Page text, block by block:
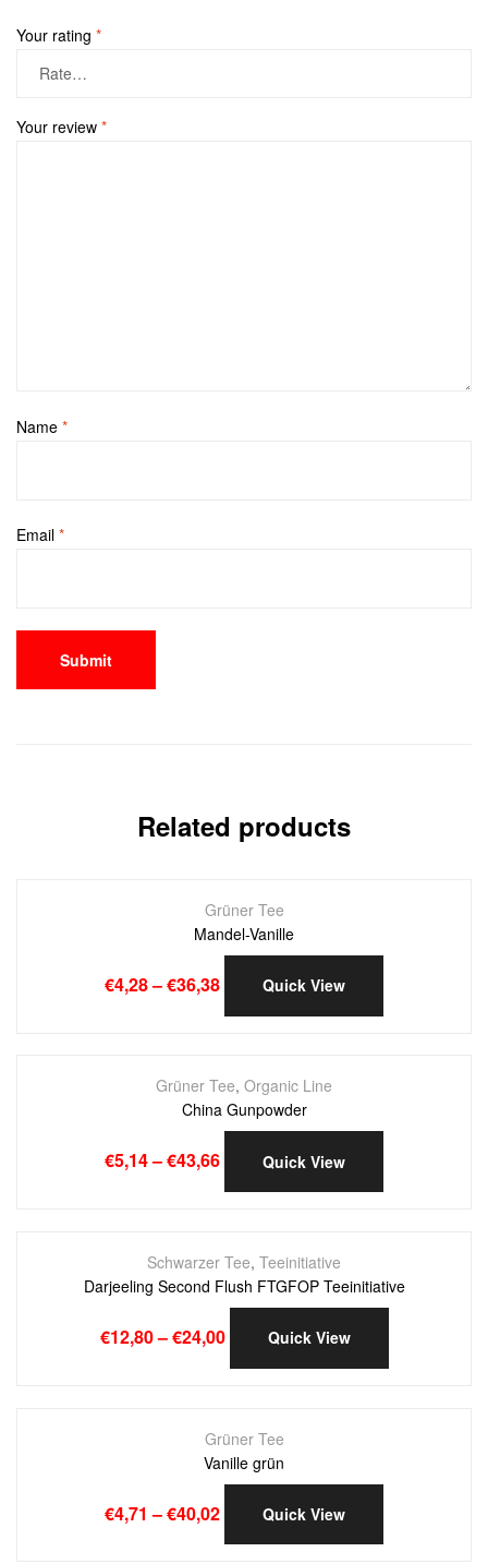
Your rating *
Your review *
Name *
Email *
Related products
Grüner Tee
Mandel-Vanille
€4,28–€36,38 Quick View
Grüner Tee, Organic Line
China Gunpowder
€5,14–€43,66 Quick View
Schwarzer Tee, Teeinitiative
Darjeeling Second Flush FTGFOP Teeinitiative
€12,80–€24,00 Quick View
Grüner Tee
Vanille grün
€4,71 –€40,02 Quick View